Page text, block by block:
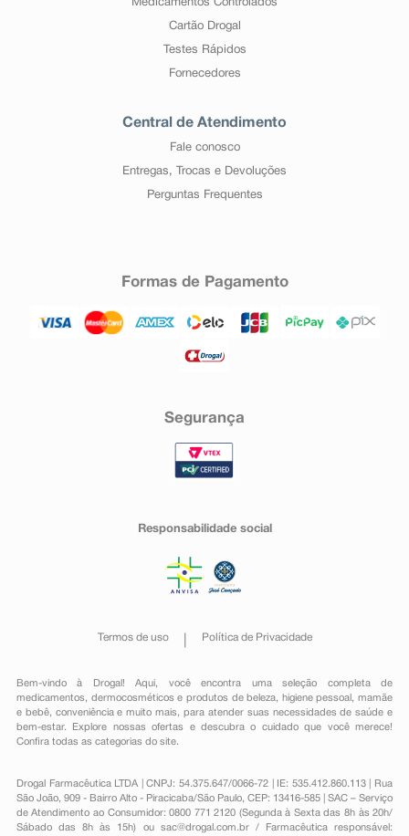
Medicamentos Controlados
Cartão Drogal
Testes Rápidos
Fornecedores
Central de Atendimento
Fale conosco
Entregas, Trocas e Devoluções
Perguntas Frequentes
Formas de Pagamento
Segurança
Responsabilidade social
Termos de uso Política de Privacidade
Bem-vindo à Drogal! Aqui, você encontra uma seleção completa de
medicamentos , dermocosméticos e produtos de beleza, higiene pessoal ,mamãe
e bebê, conveniênciae muito mais, para atender suas necessidades de saúde e
bem-estar. Explore nossas ofertas e descubra o cuidado que você merece!
Confira todas as categorias do site.
Drogal Farmacêutica LTDA | CNPJ: 54.375.647/0066-72 | IE: 535.412.860.113 | Rua
São João, 909 - Bairro Alto - Piracicaba/São Paulo, CEP: 13416-585 | SAC – Serviço
de Atendimento ao Consumidor: 0800 771 2120 (Segunda à Sexta das 8h às 20h/
Sábado das 8h às 15h) ou sac@drogal.com.br/ Farmacêutica responsável: